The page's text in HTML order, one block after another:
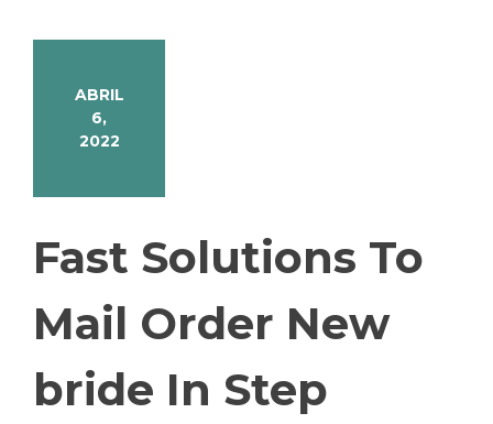
ABRIL
6,
2022
Fast Solutions To
Mail Order New
bride In Step